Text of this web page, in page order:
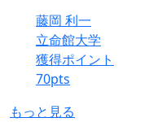
藤岡 利一
立命館大学
獲得ポイント
70pts
もっと見る